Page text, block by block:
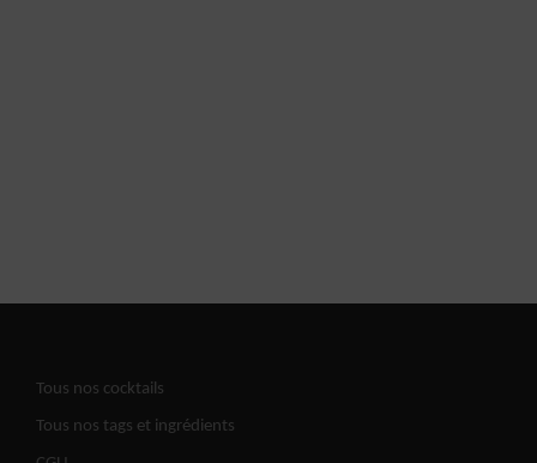
Tous nos cocktails
Tous nos tags et ingrédients